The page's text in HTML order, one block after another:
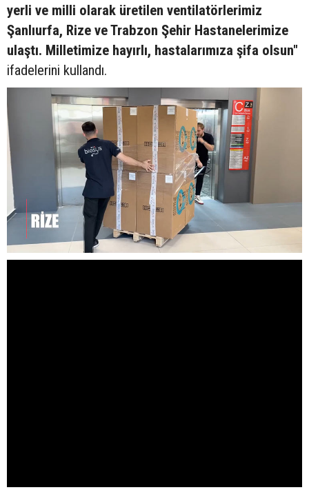
yerli ve milli olarak üretilen ventilatörlerimiz
Şanlıurfa, Rize ve Trabzon Şehir Hastanelerimize
ulaştı. Milletimize hayırlı, hastalarımıza şifa olsun"
ifadelerini kullandı.